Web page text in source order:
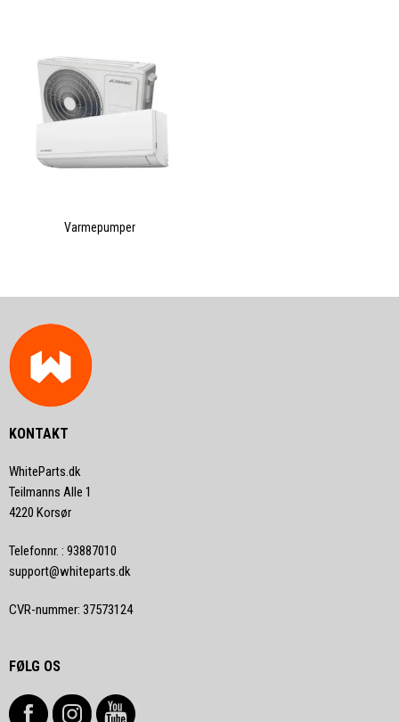
Varmepumper
KONTAKT
WhiteParts.dk
Teilmanns Alle 1
4220 Korsør
Telefonnr. : 93887010
support@whiteparts.dk
CVR-nummer: 37573124
FØLG OS